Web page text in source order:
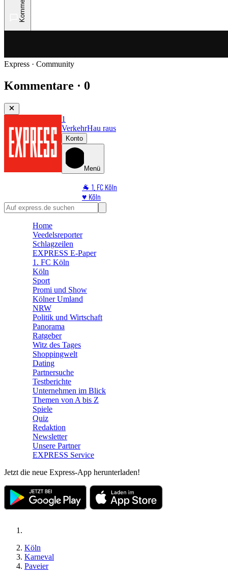
Express · Community
Kommentare · 0
1
VerkehrHau raus
Konto
Menü
🐐 1. FC Köln
♥️ Köln
⭐ Promi
🛒 Shoppingwelt
Home
Veedelsreporter
Schlagzeilen
EXPRESS E-Paper
1. FC Köln
Köln
Sport
Promi und Show
Kölner Umland
NRW
Politik und Wirtschaft
Panorama
Ratgeber
Witz des Tages
Shoppingwelt
Dating
Partnersuche
Testberichte
Unternehmen im Blick
Themen von A bis Z
Spiele
Quiz
Redaktion
Newsletter
Unsere Partner
EXPRESS Service
Jetzt die neue Express-App herunterladen!
Köln
Karneval
Paveier